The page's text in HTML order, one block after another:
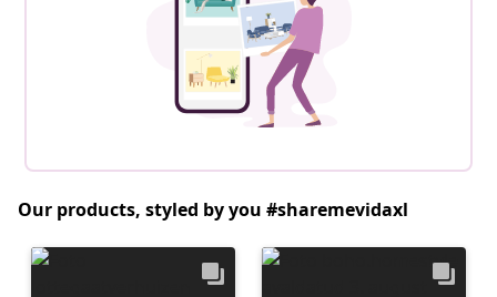
Our products, styled by you #sharemevidaxl